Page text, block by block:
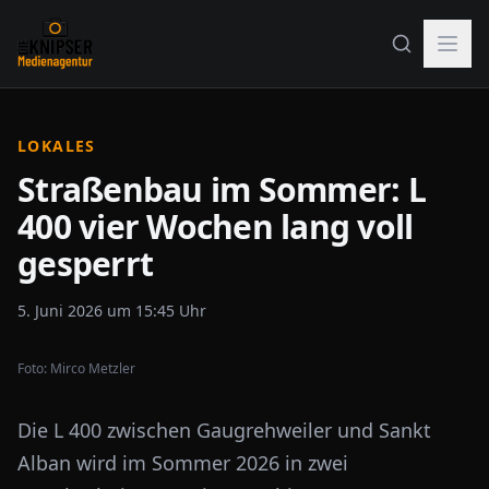
LOKALES
Straßenbau im Sommer: L
400 vier Wochen lang voll
gesperrt
5. Juni 2026 um 15:45 Uhr
Foto: Mirco Metzler
Die L 400 zwischen Gaugrehweiler und Sankt
Alban wird im Sommer 2026 in zwei